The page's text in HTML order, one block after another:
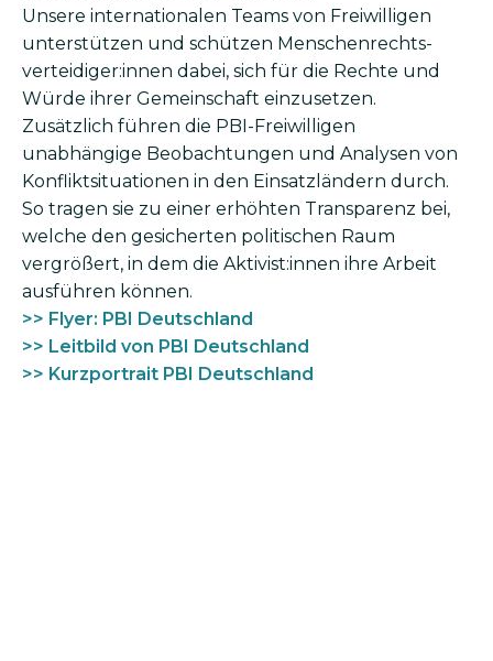
Unsere internationalen Teams von Freiwilligen
unterstützen und schützen Menschenrechts­
verteidiger:innen dabei, sich für die Rechte und
Würde ihrer Gemein­schaft einzusetzen.
Zusätzlich führen die PBI-Freiwilligen
unabhängige Beobachtungen und Analysen von
Konfliktsituationen in den Einsatz­ländern durch.
So tragen sie zu einer erhöhten Transparenz bei,
welche den gesicherten politischen Raum
vergrößert, in dem die Aktivist:innen ihre Arbeit
ausführen können.
>> Flyer: PBI Deutschland
>> Leitbild von PBI Deutschland
>> Kurzportrait PBI Deutschland